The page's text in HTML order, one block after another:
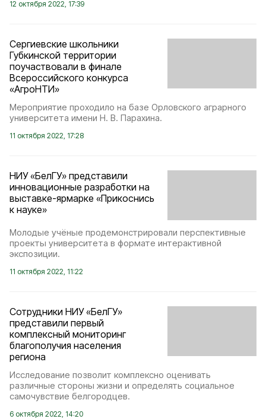
12 октября 2022, 17:39
Сергиевские школьники
Губкинской территории
поучаствовали в финале
Всероссийского конкурса
«АгроНТИ»
Мероприятие проходило на базе Орловского аграрного
университета имени Н. В. Парахина.
11 октября 2022, 17:28
НИУ «БелГУ» представили
инновационные разработки на
выставке-ярмарке «Прикоснись
к науке»
Молодые учёные продемонстрировали перспективные
проекты университета в формате интерактивной
экспозиции.
11 октября 2022, 11:22
Сотрудники НИУ «БелГУ»
представили первый
комплексный мониторинг
благополучия населения
региона
Исследование позволит комплексно оценивать
различные стороны жизни и определять социальное
самочувствие белгородцев.
6 октября 2022, 14:20